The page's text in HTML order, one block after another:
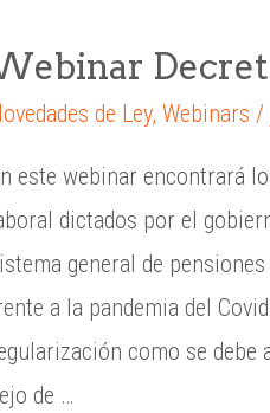
de Ley, Webinars /
este webinar encontrará
dictados por el
general de
a la pandemia del
como se debe
de …